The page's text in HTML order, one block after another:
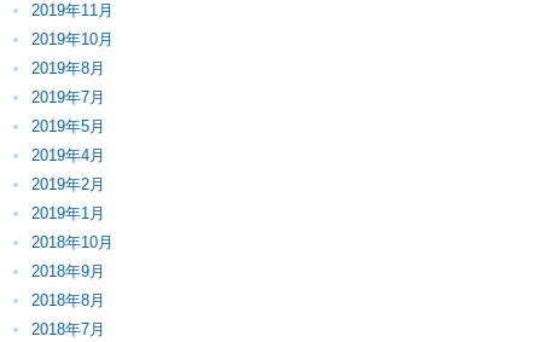
2019年11月
2019年10月
2019年8月
2019年7月
2019年5月
2019年4月
2019年2月
2019年1月
2018年10月
2018年9月
2018年8月
2018年7月